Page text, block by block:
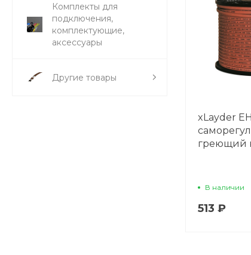
Комплекты для
подключения,
комплектующие,
аксессуары
Другие товары
xLayder
греющий
В наличии
513 ₽